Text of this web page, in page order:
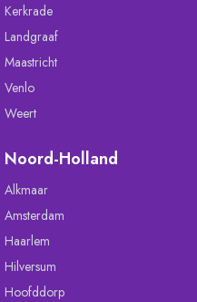
Kerkrade
Landgraaf
Maastricht
Venlo
Weert
Noord-Holland
Alkmaar
Amsterdam
Haarlem
Hilversum
Hoofddorp